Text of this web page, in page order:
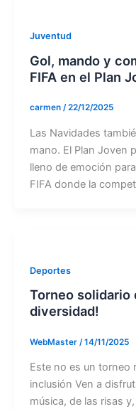
Juventud
Gol, mando y
FIFA en el Plan
carmen /22/12/2025
Las Navidades
mano. El Plan Joven
lleno de emoción
FIFA donde la
Deportes
Torneo solidario
diversidad!
WebMaster /14/11/2025
Este no es un torneo
inclusión Ven a
música, de las risas